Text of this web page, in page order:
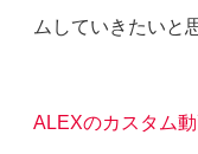
ムしていきたいと
ALEXのカスタム動